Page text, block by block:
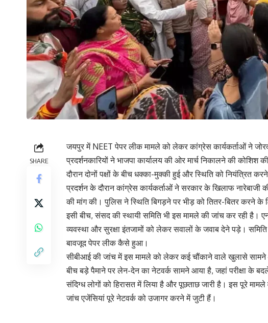
SHARE
जयपुर में NEET पेपर लीक मामले को लेकर कांग्रेस कार्यकर्ताओं ने
प्रदर्शनकारियों ने भाजपा कार्यालय की ओर मार्च निकालने की
दौरान दोनों पक्षों के बीच धक्का-मुक्की हुई और स्थिति को नियंत्रित
प्रदर्शन के दौरान कांग्रेस कार्यकर्ताओं ने सरकार के खिलाफ
की मांग की। पुलिस ने स्थिति बिगड़ने पर भीड़ को तितर-बितर करने के
इसी बीच, संसद की स्थायी समिति भी इस मामले की जांच कर रही है।
व्यवस्था और सुरक्षा इंतजामों को लेकर सवालों के जवाब देने पड़े।
बावजूद पेपर लीक कैसे हुआ।
सीबीआई की जांच में इस मामले को लेकर कई चौंकाने वाले खुलासे सामने
बीच बड़े पैमाने पर लेन-देन का नेटवर्क सामने आया है, जहां परीक्षा के
संदिग्ध लोगों को हिरासत में लिया है और पूछताछ जारी है। इस पूरे
जांच एजेंसियां पूरे नेटवर्क को उजागर करने में जुटी हैं।